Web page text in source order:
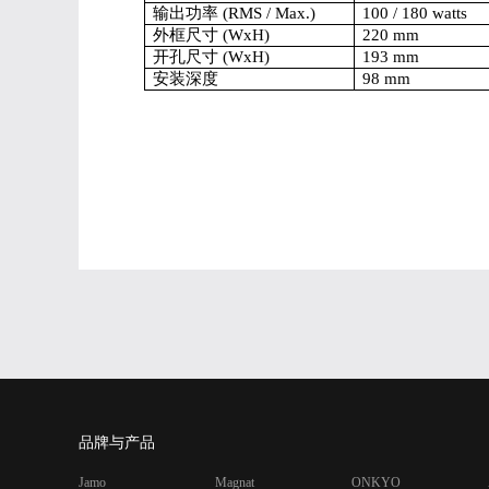
输出功率 (RMS / Max.)
100 / 180 watts
外框尺寸 (WxH)
220 mm
开孔尺寸 (WxH)
193 mm
安装深度
98 mm
品牌与产品
Jamo
Magnat
ONKYO